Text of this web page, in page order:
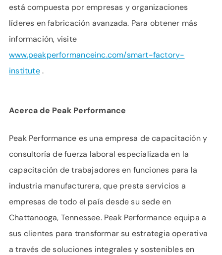
está compuesta por empresas y organizaciones
líderes en fabricación avanzada. Para obtener más
información, visite
www.peakperformanceinc.com/smart-factory-
institute.
Acerca de Peak Performance
Peak Performance es una empresa de capacitación y
consultoría de fuerza laboral especializada en la
capacitación de trabajadores en funciones para la
industria manufacturera, que presta servicios a
empresas de todo el país desde su sede en
Chattanooga, Tennessee. Peak Performance equipa a
sus clientes para transformar su estrategia operativa
a través de soluciones integrales y sostenibles en